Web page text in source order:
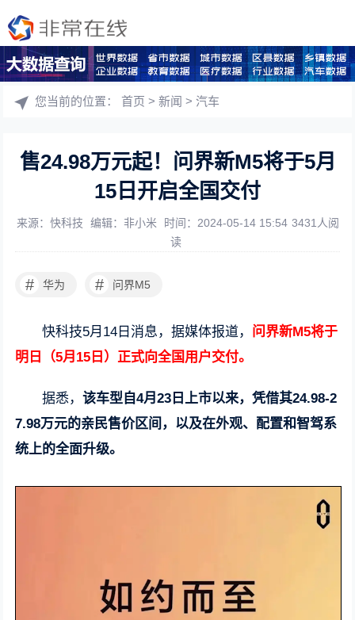
您当前的位置：首页 >新闻 >汽车
售24.98万元起！问界新M5将于5月
15日开启全国交付
来源：快科技 编辑：非小米 时间：2024-05-14 15:54 3431人阅
读
# 华为 # 问界M5
快科技5月14日消息，据媒体报道， 问界新M5将于
明日（5月15日）正式向全国用户交付。
据悉，该车型自4月23日上市以来，凭借其24.98-2
7.98万元的亲民售价区间，以及在外观、配置和智驾系
统上的全面升级。